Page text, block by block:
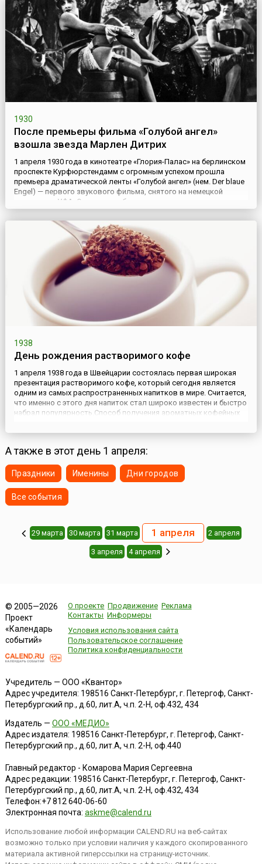
1930
После премьеры фильма «Голубой ангел»
взошла звезда Марлен Дитрих
1 апреля 1930 года в кинотеатре «Глория-Палас» на берлинском
проспекте Курфюрстендамм с огромным успехом прошла
премьера драматической ленты «Голубой ангел» (нем. Der blaue
Engel) — первого звукового фильма, снятого на немецкой
киностудии УФА. Эта картина была поставлена американским
режиссером Джозефом фон Штернбергом (нем. Josef von
Sternberg) по роману Генриха Манна «Учитель Унрат, или Коне...
1938
День рождения растворимого кофе
1 апреля 1938 года в Швейцарии состоялась первая широкая
презентация растворимого кофе, который сегодня является
одним из самых распространенных напитков в мире. Считается,
что именно с этого дня напиток стал широко известен и быстро
набрал популярность.Способ получения ароматных кофейных
химика-технолога швейцарской фирмы «Нестле» (Nestlé) ...
А также в этот день 1 апреля:
Праздники Именины Дни городов
Все события
29 марта 30 марта 31 марта 1 апреля 2 апреля
3 апреля 4 апреля
© 2005—2026
Проект
«Календарь
событий»
О проекте Продвижение Реклама
Контакты Информеры
Условия использования сайта
Пользовательское соглашение
Политика конфиденциальности
Учредитель — ООО «Квантор»
Адрес учредителя: 198516 Санкт-Петербург, г. Петергоф, Санкт-
Петербургский пр., д.60, лит.А, ч.п. 2-Н, оф.432, 434
Издатель — ООО «МЕДИО»
Адрес издателя: 198516 Санкт-Петербург, г. Петергоф, Санкт-
Петербургский пр., д.60, лит.А, ч.п. 2-Н, оф.440
Главный редактор - Комарова Мария Сергеевна
Адрес редакции: 198516 Санкт-Петербург, г. Петергоф, Санкт-
Петербургский пр., д.60, лит.А, ч.п. 2-Н, оф.432, 434
Телефон:+7 812 640-06-60
Электронная почта: askme@calend.ru
Использование любой информации CALEND.RU на веб-сайтах
возможно только при условии наличия у каждого скопированного
материала активной гиперссылки на страницу-источник.